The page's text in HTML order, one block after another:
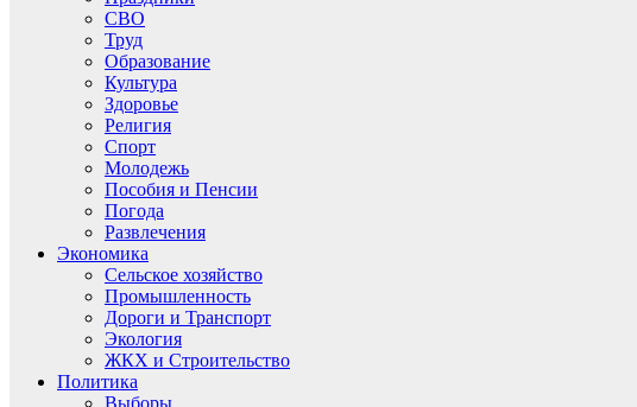
СВО
Труд
Образование
Культура
Здоровье
Религия
Спорт
Молодежь
Пособия и Пенсии
Погода
Развлечения
Экономика
Сельское хозяйство
Промышленность
Дороги и Транспорт
Экология
ЖКХ и Строительство
Политика
Выборы